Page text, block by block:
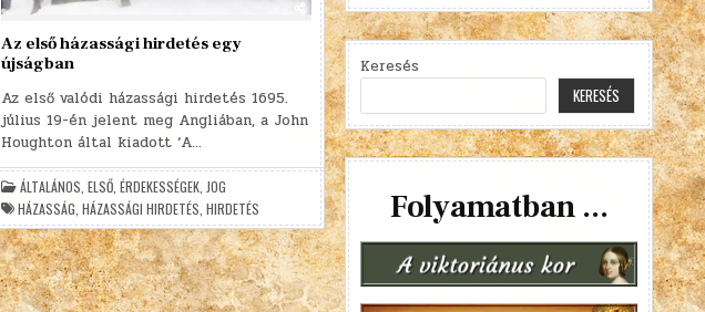
Az első házassági hirdetés egy
újságban
Az első valódi házassági hirdetés 1695.
július 19-én jelent meg Angliában, a John
Houghton által kiadott ‘A…
ÁLTALÁNOS ,ELSŐ ,ÉRDEKESSÉGEK JOG
HÁZASSÁG ,HÁZASSÁGI HIRDETÉS ,HIRDETÉS
Keresés
KERESÉS
Folyamatban ...